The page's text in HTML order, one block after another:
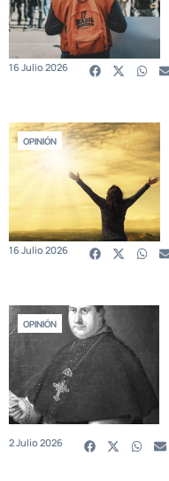
16 Julio 2026
OPINIÓN
16 Julio 2026
OPINIÓN
2 Julio 2026